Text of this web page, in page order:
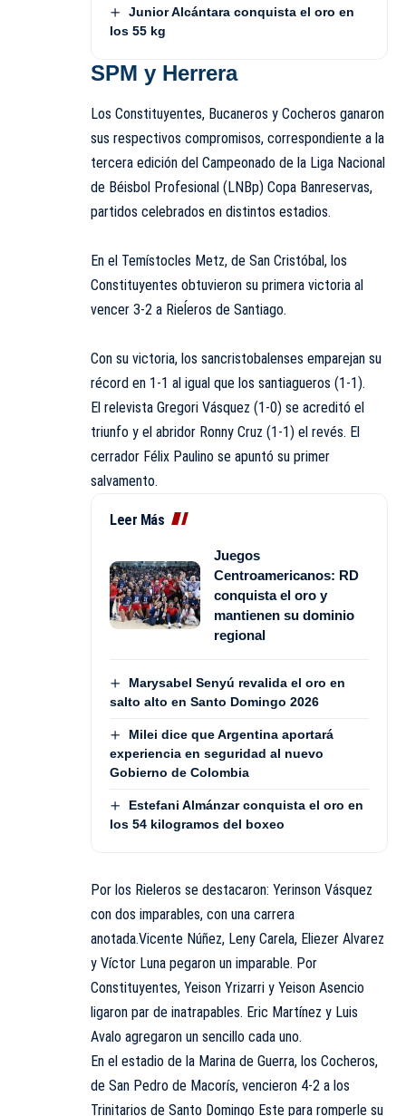
Junior Alcántara conquista el oro en
los 55 kg
SPM y Herrera
Los Constituyentes, Bucaneros y Cocheros ganaron
sus respectivos compromisos, correspondiente a la
tercera edición del Campeonado de la Liga Nacional
de Béisbol Profesional (LNBp) Copa Banreservas,
partidos celebrados en distintos estadios.
En el Temístocles Metz, de San Cristóbal, los
Constituyentes obtuvieron su primera victoria al
vencer 3-2 a Rieĺeros de Santiago.
Con su victoria, los sancristobalenses emparejan su
récord en 1-1 al igual que los santiagueros (1-1).
El relevista Gregori Vásquez (1-0) se acreditó el
triunfo y el abridor Ronny Cruz (1-1) el revés. El
cerrador Félix Paulino se apuntó su primer
salvamento.
Leer Más
Juegos
Centroamericanos: RD
conquista el oro y
mantienen su dominio
regional
Marysabel Senyú revalida el oro en
salto alto en Santo Domingo 2026
Milei dice que Argentina aportará
experiencia en seguridad al nuevo
Gobierno de Colombia
Estefani Almánzar conquista el oro en
los 54 kilogramos del boxeo
Por los Rieleros se destacaron: Yerinson Vásquez
con dos imparables, con una carrera
anotada.Vicente Núñez, Leny Carela, Eliezer Alvarez
y Víctor Luna pegaron un imparable. Por
Constituyentes, Yeison Yrizarri y Yeison Asencio
ligaron par de inatrapables. Eric Martínez y Luis
Avalo agregaron un sencillo cada uno.
En el estadio de la Marina de Guerra, los Cocheros,
de San Pedro de Macorís, vencieron 4-2 a los
Trinitarios de Santo Domingo Este para romperle su